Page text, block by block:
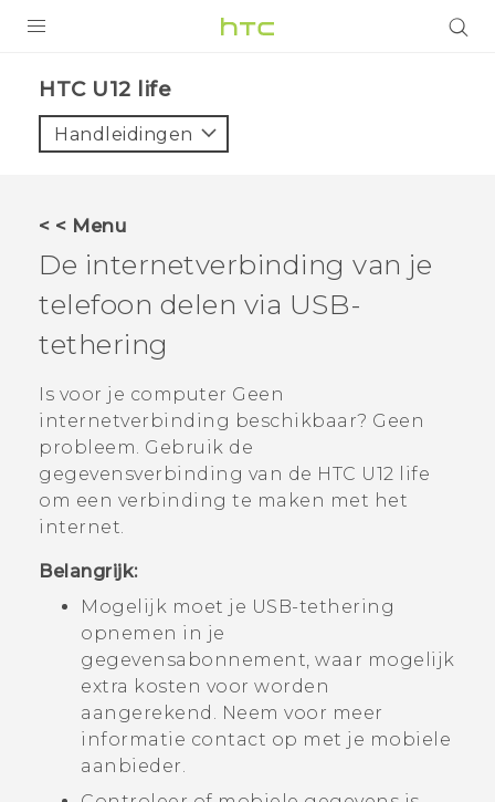
VIVE
AANBIEDINGEN
HTC Club
SUPPORT
HTC-apparaten & -accessoires
VIVERSE
Aanmelden
HTC U12 life‎
Handleidingen
< < Menu
De internetverbinding van je
telefoon delen via USB-
tethering
Is voor je computer Geen
internetverbinding beschikbaar? Geen
probleem. Gebruik de
gegevensverbinding van de HTC U12 life
om een verbinding te maken met het
internet.
Belangrijk:
Mogelijk moet je USB-tethering
opnemen in je
gegevensabonnement, waar mogelijk
extra kosten voor worden
aangerekend. Neem voor meer
informatie contact op met je mobiele
aanbieder.